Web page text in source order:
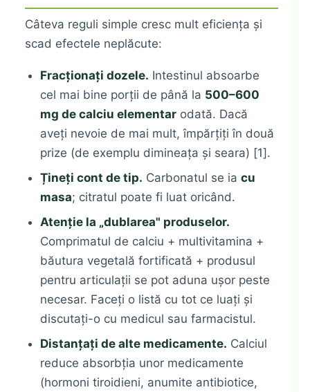
Câteva reguli simple cresc mult eficiența și
scad efectele neplăcute:
Fracționați dozele. Intestinul absoarbe
cel mai bine porții de până la 500–600
mg de calciu elementar odată. Dacă
aveți nevoie de mai mult, împărțiți în două
prize (de exemplu dimineața și seara) [1].
Țineți cont de tip. Carbonatul se iacu
masa; citratul poate fi luat oricând.
Atenție la „dublarea" produselor.
Comprimatul de calciu + multivitamina +
băutura vegetală fortificată + produsul
pentru articulații se pot aduna ușor peste
necesar. Faceți o listă cu tot ce luați și
discutați-o cu medicul sau farmacistul.
Distanțați de alte medicamente. Calciul
reduce absorbția unor medicamente
(hormoni tiroidieni, anumite antibiotice,